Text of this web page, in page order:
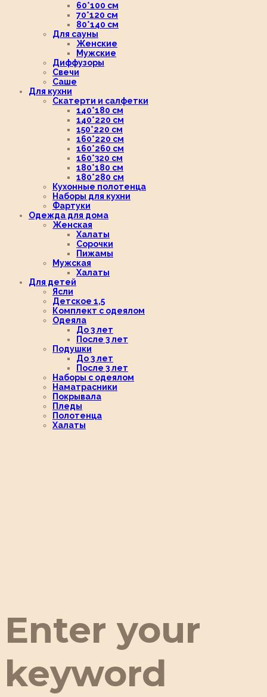
60*100 см
70*120 см
80*140 см
Для сауны
Женские
Мужские
Диффузоры
Свечи
Саше
Для кухни
Скатерти и салфетки
140*180 см
140*220 см
150*220 см
160*220 см
160*260 см
160*320 см
180*180 см
180*280 см
Кухонные полотенца
Наборы для кухни
Фартуки
Одежда для дома
Женская
Халаты
Сорочки
Пижамы
Мужская
Халаты
Для детей
Ясли
Детское 1,5
Комплект с одеялом
Одеяла
До 3 лет
После 3 лет
Подушки
До 3 лет
После 3 лет
Наборы с одеялом
Наматрасники
Покрывала
Пледы
Полотенца
Халаты
Enter your
keyword